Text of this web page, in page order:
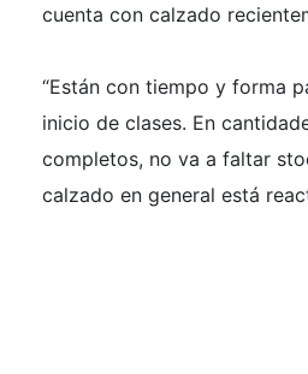
cuenta con calzado
“Están con tiempo y forma
inicio de clases. En
completos, no va a faltar
calzado en general está